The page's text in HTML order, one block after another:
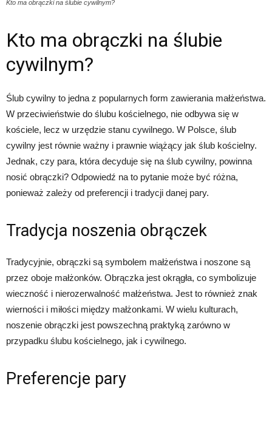
Kto ma obrączki na ślubie cywilnym?
Kto ma obrączki na ślubie
cywilnym?
Ślub cywilny to jedna z popularnych form zawierania małżeństwa.
W przeciwieństwie do ślubu kościelnego, nie odbywa się w
kościele, lecz w urzędzie stanu cywilnego. W Polsce, ślub
cywilny jest równie ważny i prawnie wiążący jak ślub kościelny.
Jednak, czy para, która decyduje się na ślub cywilny, powinna
nosić obrączki? Odpowiedź na to pytanie może być różna,
ponieważ zależy od preferencji i tradycji danej pary.
Tradycja noszenia obrączek
Tradycyjnie, obrączki są symbolem małżeństwa i noszone są
przez oboje małżonków. Obrączka jest okrągła, co symbolizuje
wieczność i nierozerwalność małżeństwa. Jest to również znak
wierności i miłości między małżonkami. W wielu kulturach,
noszenie obrączki jest powszechną praktyką zarówno w
przypadku ślubu kościelnego, jak i cywilnego.
Preferencje pary